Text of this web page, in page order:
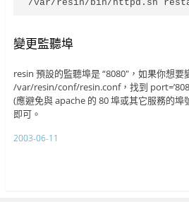
/var/resin/bin/httpd.sh
變更監聽埠
resin 預設的監聽埠是 “8080″，如果你想
/var/resin/conf/resin.conf，找到
(應避免與 apache 的 80 埠或其它服務的
即可。
2003-06-11